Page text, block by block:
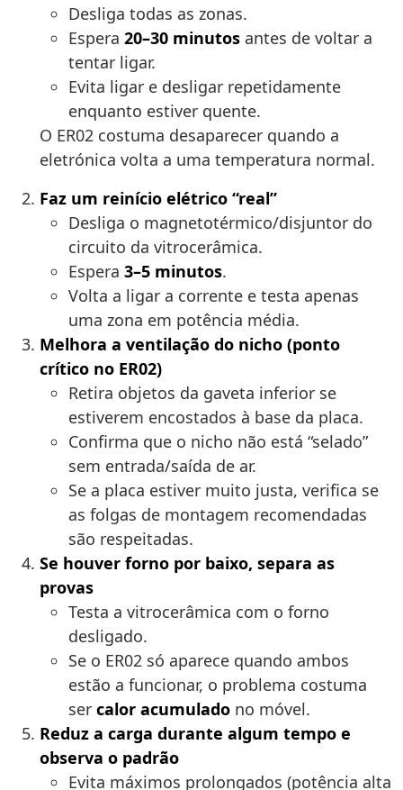
Desliga todas as zonas.
Espera 20–30 minutos antes de voltar a
tentar ligar.
Evita ligar e desligar repetidamente
enquanto estiver quente.
O ER02 costuma desaparecer quando a
eletrónica volta a uma temperatura normal.
Faz um reinício elétrico “real”
Desliga o magnetotérmico/disjuntor do
circuito da vitrocerâmica.
Espera 3–5 minutos.
Volta a ligar a corrente e testa apenas
uma zona em potência média.
Melhora a ventilação do nicho (ponto
crítico no ER02)
Retira objetos da gaveta inferior se
estiverem encostados à base da placa.
Confirma que o nicho não está “selado”
sem entrada/saída de ar.
Se a placa estiver muito justa, verifica se
as folgas de montagem recomendadas
são respeitadas.
Se houver forno por baixo, separa as
provas
Testa a vitrocerâmica com o forno
desligado.
Se o ER02 só aparece quando ambos
estão a funcionar, o problema costuma
ser calor acumulado no móvel.
Reduz a carga durante algum tempo e
observa o padrão
Evita máximos prolongados (potência alta